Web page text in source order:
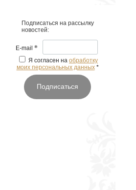
Подписаться на рассылку
новостей:
E-mail *
Я согласен на обработку
моих персональных данных *
Подписаться